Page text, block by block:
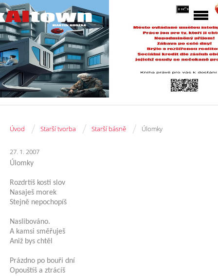
Úvod / Starší tvorba / Starší básně / Úlomky
27. 1. 2007
Úlomky
Rozdrtíš kosti slov
Nasaješ morek
Stejně nepochopíš
Naslibováno.
A kamsi směřuješ
Aniž bys chtěl
Prázdno po bouři dní
Opouštíš a ztrácíš